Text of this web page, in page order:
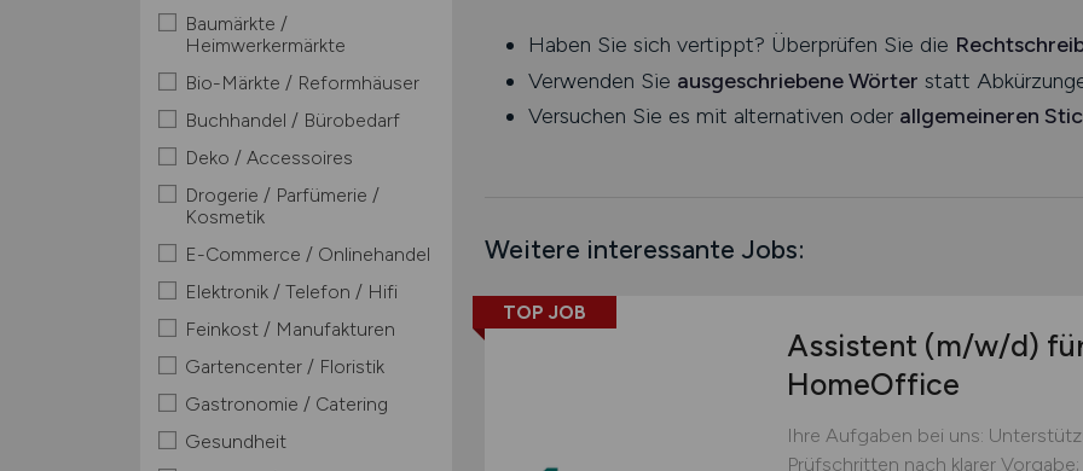
Baumärkte /
Heimwerkermärkte
Bio-Märkte / Reformhäuser
Buchhandel / Bürobedarf
Deko / Accessoires
Drogerie / Parfümerie /
Kosmetik
E-Commerce / Onlinehandel
Elektronik / Telefon / Hifi
Feinkost / Manufakturen
Gartencenter / Floristik
Gastronomie / Catering
Gesundheit
Haben Sie sich vertippt? Überprüfen Sie die
Verwenden Sie ausgeschriebene Wörter statt
Versuchen Sie es mit alternativen oder allgemeineren
Weitere interessante Jobs:
TOP JOB
Assistent (m/w/d)
HomeOffice
Ihre Aufgaben bei uns:
Prüfschritten nach klarer